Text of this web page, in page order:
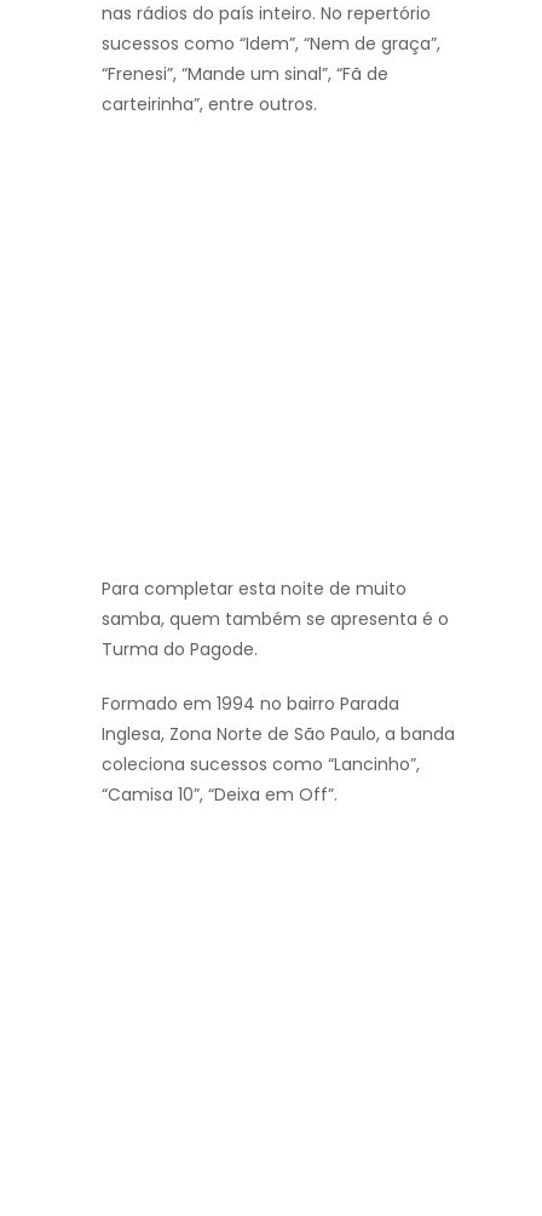
nas rádios do país inteiro. No repertório
sucessos como “Idem”, “Nem de graça”,
“Frenesi”, “Mande um sinal”, “Fã de
carteirinha”, entre outros.
Para completar esta noite de muito
samba, quem também se apresenta é o
Turma do Pagode.
Formado em 1994 no bairro Parada
Inglesa, Zona Norte de São Paulo, a banda
coleciona sucessos como “Lancinho”,
“Camisa 10”, “Deixa em Off”.